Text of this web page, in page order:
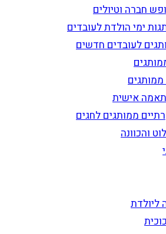
חברה וטיולים
ימי הולדת לעובדים
לעובדים חדשים
ממותגים
אישית
ממותגים לחגים
והכוונה
ליולדת